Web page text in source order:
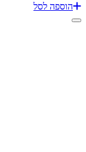
הוספה לסל